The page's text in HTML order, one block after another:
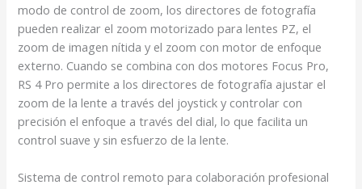
modo de control de zoom, los directores de fotografía
pueden realizar el zoom motorizado para lentes PZ, el
zoom de imagen nítida y el zoom con motor de enfoque
externo. Cuando se combina con dos motores Focus Pro,
RS 4 Pro permite a los directores de fotografía ajustar el
zoom de la lente a través del joystick y controlar con
precisión el enfoque a través del dial, lo que facilita un
control suave y sin esfuerzo de la lente.
Sistema de control remoto para colaboración profesional